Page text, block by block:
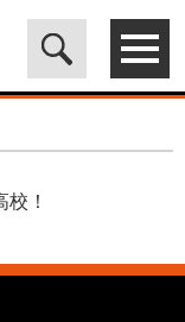
- 株式会社ICE>カ
刊発売
！